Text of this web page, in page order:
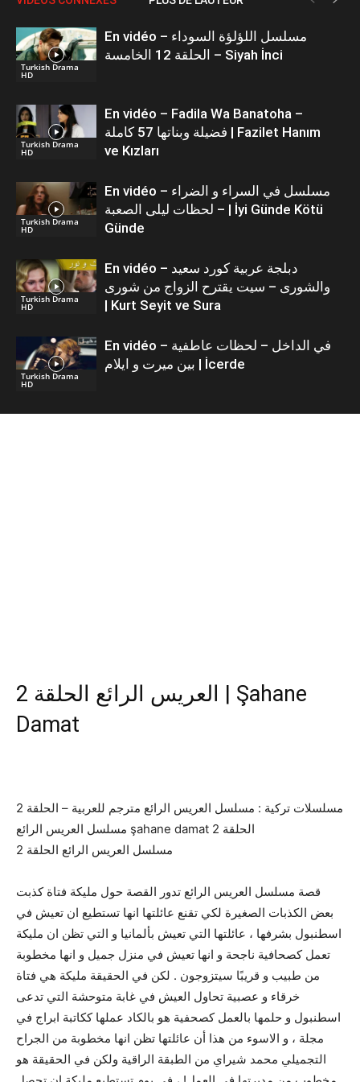
Turkish Drama
HD
En vidéo – مسلسل اللؤلؤة السوداء
الحلقة 12 الخامسة – Siyah İnci
Turkish Drama
HD
En vidéo – Fadila Wa Banatoha –
فضيلة وبناتها 57 كاملة | Fazilet Hanım
ve Kızları
Turkish Drama
HD
En vidéo – مسلسل في السراء و الضراء
– لحظات ليلى الصعبة | İyi Günde Kötü
Günde
Turkish Drama
HD
En vidéo – دبلجة عربية كورد سعيد
والشورى – سيت يقترح الزواج من شورى
| Kurt Seyit ve Sura
Turkish Drama
HD
En vidéo – في الداخل – لحظات عاطفية
بين ميرت و ايلام | İcerde
العريس الرائع الحلقة 2 | Şahane
Damat
مسلسلات تركية : مسلسل العريس الرائع مترجم للعربية – الحلقة 2
مسلسل العريس الرائع şahane damat الحلقة 2
مسلسل العريس الرائع الحلقة 2
قصة مسلسل العريس الرائع تدور القصة حول مليكة فتاة كذبت
بعض الكذبات الصغيرة لكي تقنع عائلتها انها تستطيع ان تعيش في
اسطنبول بشرفها ، عائلتها التي تعيش بألمانيا و التي تظن ان مليكة
تعمل كصحافية ناجحة و انها تعيش في منزل جميل و انها مخطوبة
من طبيب و قريبًا سيتزوجون . لكن في الحقيقة مليكة هي فتاة
خرقاء و عصبية تحاول العيش في غابة متوحشة التي تدعى
اسطنبول و حلمها بالعمل كصحفية هو بالكاد عملها ككاتبة ابراج في
مجلة ، و الاسوء من هذا أن عائلتها تظن انها مخطوبة من الجراح
التجميلي محمد شيراي من الطبقة الراقية ولكن في الحقيقة هو